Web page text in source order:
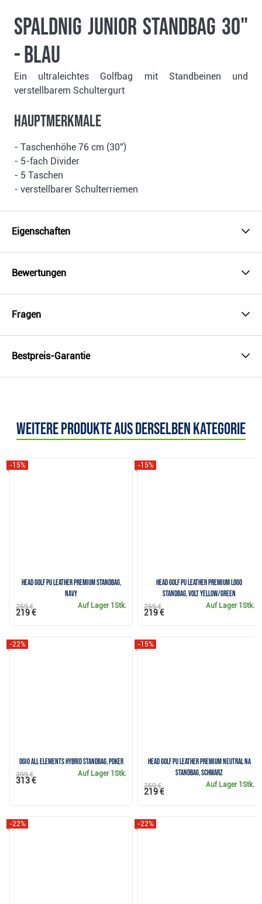
Spaldnig Junior Standbag 30"
- blau
Ein ultraleichtes Golfbag mit Standbeinen und
verstellbarem Schultergurt
Hauptmerkmale
- Taschenhöhe 76 cm (30")
- 5-fach Divider
- 5 Taschen
- verstellbarer Schulterriemen
Eigenschaften
Bewertungen
Fragen
Bestpreis-Garantie
Weitere Produkte aus derselben Kategorie
Head Golf PU Leather Premium Standbag,
Navy
-15%
Auf Lager 1Stk.
259 €
219 €
Head Golf PU Leather Premium Logo
Standbag, volt yellow/green
-15%
Auf Lager 1Stk.
259 €
219 €
Ogio All Elements Hybrid Standbag, poker
-22%
Auf Lager 1Stk.
399 €
313 €
Head Golf PU Leather Premium Neutral NA
Standbag, Schwarz
-15%
Auf Lager 1Stk.
259 €
219 €
-22% -22%